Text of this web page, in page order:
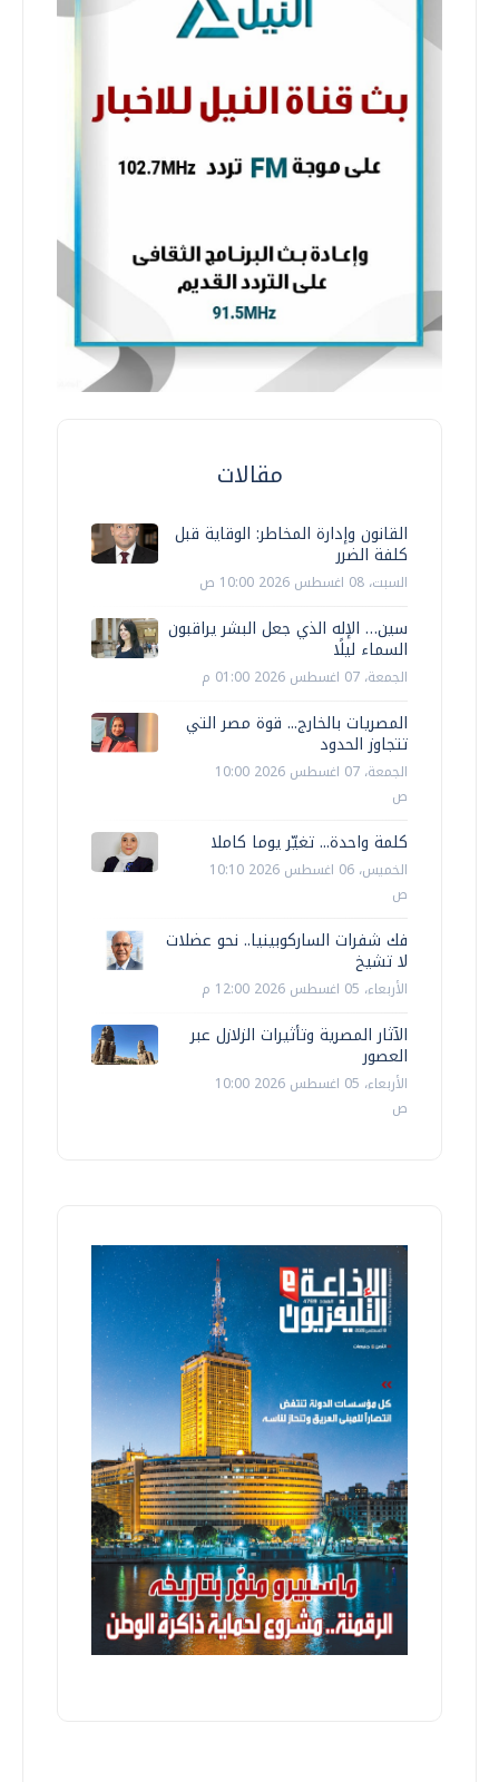
مقالات
القانون وإدارة المخاطر: الوقاية قبل
كلفة الضرر
السبت، 08 اغسطس 2026 10:00 ص
سين… الإله الذي جعل البشر يراقبون
السماء ليلًا
الجمعة، 07 اغسطس 2026 01:00 م
المصريات بالخارج... قوة مصر التي
تتجاوز الحدود
الجمعة، 07 اغسطس 2026 10:00
ص
كلمة واحدة... تغيّر يوما كاملا
الخميس، 06 اغسطس 2026 10:10
ص
فك شفرات الساركوبينيا.. نحو عضلات
لا تشيخ
الأربعاء، 05 اغسطس 2026 12:00 م
الآثار المصرية وتأثيرات الزلازل عبر
العصور
الأربعاء، 05 اغسطس 2026 10:00
ص